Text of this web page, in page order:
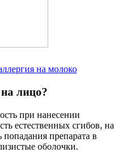
на молоко
лицо?
при нанесении
естественных сгибов, на
попадания препарата в
оболочки.